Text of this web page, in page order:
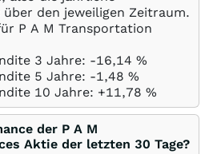
den jeweiligen Zeitraum.
P A M Transportation
3 Jahre: -16,14 %
5 Jahre: -1,48 %
10 Jahre: +11,78 %
der P A M
Aktie der letzten 30 Tage?